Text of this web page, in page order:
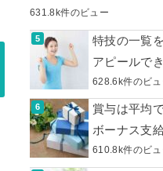
631.8k件のビュー
特技の一覧
アピールで
628.6k件のビュ
賞与は平均
ボーナス支
610.8k件のビュ